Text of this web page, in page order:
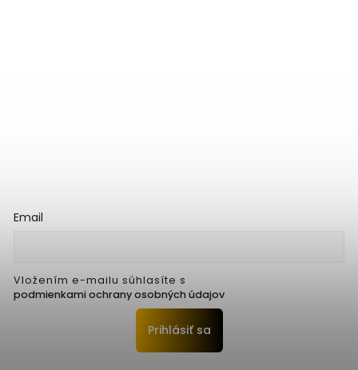
Email
Vložením e-mailu súhlasíte s
podmienkami ochrany osobných údajov
Prihlásiť sa